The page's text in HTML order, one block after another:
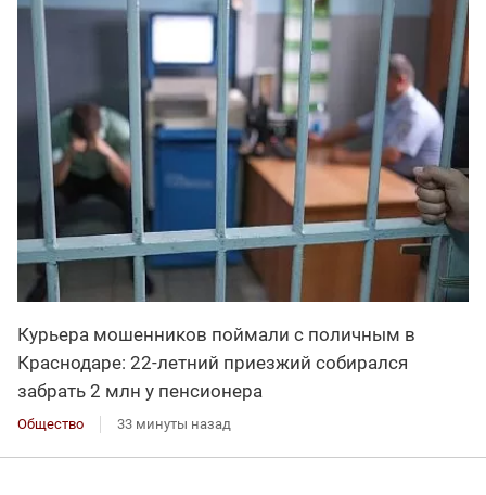
Курьера мошенников поймали с поличным в
Краснодаре: 22-летний приезжий собирался
забрать 2 млн у пенсионера
Общество 33 минуты назад